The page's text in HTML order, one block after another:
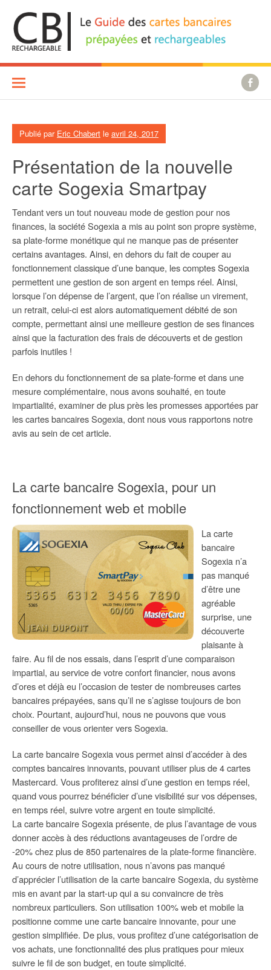
contenu
Publié par Eric Chabert le avril 24, 2017
Présentation de la nouvelle
carte Sogexia Smartpay
Tendant vers un tout nouveau mode de gestion pour nos
finances, la société Sogexia a mis au point son propre système,
sa plate-forme monétique qui ne manque pas de présenter
certains avantages. Ainsi, en dehors du fait de couper au
fonctionnement classique d’une banque, les comptes Sogexia
permettent une gestion de son argent en temps réel. Ainsi,
lorsque l’on dépense de l’argent, que l’on réalise un virement,
un retrait, celui-ci est alors automatiquement débité de son
compte, permettant ainsi une meilleure gestion de ses finances
ainsi que la facturation des frais de découverts et de gestion
parfois inutiles !
En dehors du fonctionnement de sa plate-forme et dans une
mesure complémentaire, nous avons souhaité, en toute
impartialité, examiner de plus près les promesses apportées par
les cartes bancaires Sogexia, dont nous vous rapportons notre
avis au sein de cet article.
La carte bancaire Sogexia, pour un
fonctionnement web et mobile
La carte
bancaire
Sogexia n’a
pas manqué
d’être une
agréable
surprise, une
découverte
plaisante à
faire. Au fil de nos essais, dans l’esprit d’une comparaison
impartial, au service de votre confort financier, nous avons
d’ores et déjà eu l’occasion de tester de nombreuses cartes
bancaires prépayées, sans qu’il ne s’agisse toujours de bon
choix. Pourtant, aujourd’hui, nous ne pouvons que vous
conseiller de vous orienter vers Sogexia.
La carte bancaire Sogexia vous permet ainsi d’accéder à des
comptes bancaires innovants, pouvant utiliser plus de 4 cartes
Mastercard. Vous profiterez ainsi d’une gestion en temps réel,
quand vous pourrez bénéficier d’une visibilité sur vos dépenses,
en temps réel, suivre votre argent en toute simplicité.
La carte bancaire Sogexia présente, de plus l’avantage de vous
donner accès à des réductions avantageuses de l’ordre de
-20% chez plus de 850 partenaires de la plate-forme financière.
Au cours de notre utilisation, nous n’avons pas manqué
d’apprécier l’utilisation de la carte bancaire Sogexia, du système
mis en avant par la start-up qui a su convaincre de très
nombreux particuliers. Son utilisation 100% web et mobile la
positionne comme une carte bancaire innovante, pour une
gestion simplifiée. De plus, vous profitez d’une catégorisation de
vos achats, une fonctionnalité des plus pratiques pour mieux
suivre le fil de son budget, en toute simplicité.